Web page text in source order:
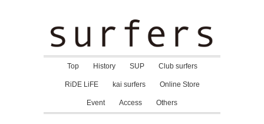
Top History SUP Club surfers
RiDE LiFE kai surfers Online Store
Event Access Others